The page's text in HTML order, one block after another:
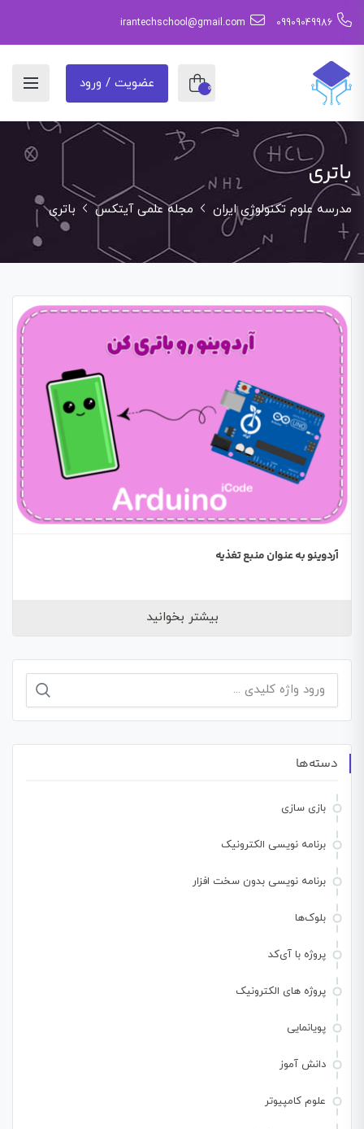
09909049986
irantechschool@gmail.com
0 عضویت / ورود
باتری
مدرسه علوم تکنولوژی ایران مجله علمی آیتکس باتری
آردوینو به عنوان منبع تغذیه
بیشتر بخوانید
جستجو
دسته‌ها
بازی سازی
برنامه نویسی الکترونیک
برنامه نویسی بدون سخت افزار
بلوک‌ها
پروژه با آی‌کد
پروژه های الکترونیک
پویانمایی
دانش آموز
علوم کامپیوتر